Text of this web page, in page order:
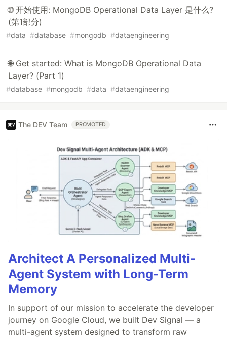
🌐 开始使用: MongoDB Operational Data Layer 是什么?
(第1部分)
#data #database #mongodb #dataengineering
🌐 Get started: What is MongoDB Operational Data
Layer? (Part 1)
#database #mongodb #data #dataengineering
The DEV Team PROMOTED
Architect A Personalized Multi-
Agent System with Long-Term
Memory
In support of our mission to accelerate the developer
journey on Google Cloud, we built Dev Signal — a
multi-agent system designed to transform raw